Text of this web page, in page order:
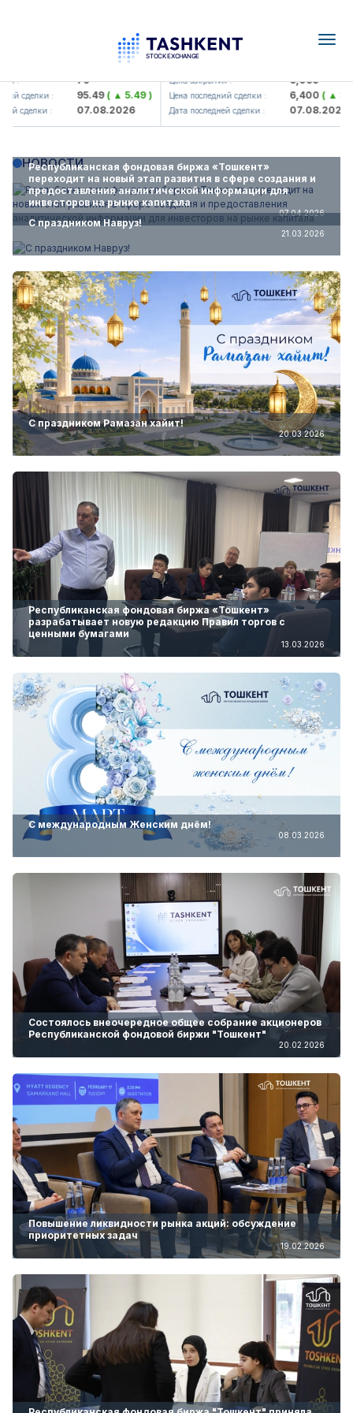
79
: 95.49( ▲ 5.49 )
: 07.08.2026
UZMK (<O'zmetkombinat> AJ)
Цена закрытия : 6,099
Цена последний сделки : 6,400( ▲ 300.04
Дата последней сделки : 07.08.2026
НОВОСТИ
Республиканская фондовая биржа «Тошкент»
переходит на новый этап развития в сфере создания и
предоставления аналитической информации для
инвесторов на рынке капитала
07.04.2026
С праздником Навруз!
21.03.2026
С праздником Рамазан хайит!
20.03.2026
Республиканская фондовая биржа «Тошкент»
разрабатывает новую редакцию Правил торгов с
ценными бумагами
13.03.2026
С международным Женским днём!
08.03.2026
Состоялось внеочередное общее собрание акционеров
Республиканской фондовой биржи "Тошкент"
20.02.2026
Повышение ликвидности рынка акций: обсуждение
приоритетных задач
19.02.2026